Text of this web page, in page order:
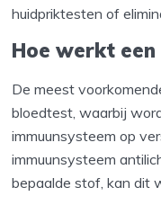
huidpriktesten of
Hoe werkt
De meest
bloedtest, waarbij
immuunsysteem op
immuunsysteem
bepaalde stof, kan dit